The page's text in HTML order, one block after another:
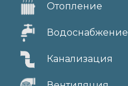
Отопление
Водоснабжение
Канализация